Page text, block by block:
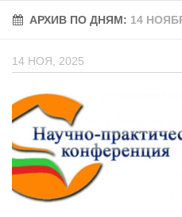
Учёный совет
История университета
Контакты РГУ СоцТех
Сведения об
Абитуриенту
Рейтинговые списки
Рекомендованные к
АРХИВ ПО ДНЯМ: 14
14 НОЯ, 2025